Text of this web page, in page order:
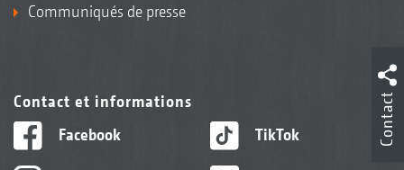
Communiqués de presse
Contact et informations
Facebook
TikTok Contact